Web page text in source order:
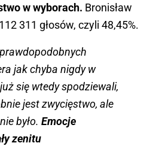
w wyborach. Bronisław
311 głosów, czyli 48,45%.
jak chyba nigdy w
się wtedy spodziewali,
jest zwycięstwo, ale
było. Emocje
zenitu